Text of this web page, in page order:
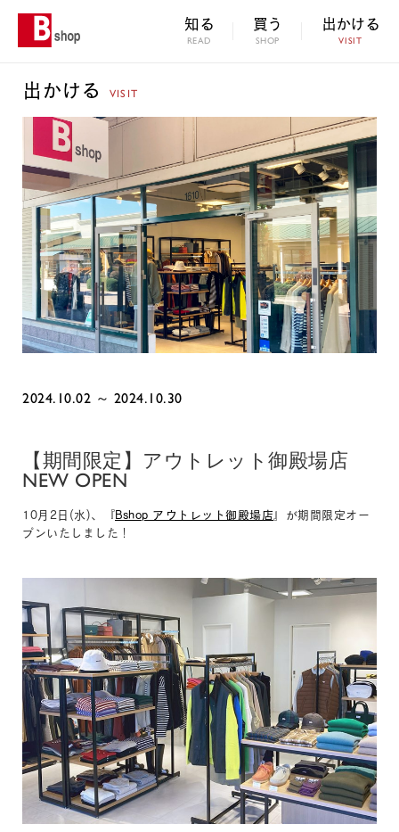
知る
READ
買う
SHOP
出かける
VISIT
出かける VISIT
2024.10.02 ～ 2024.10.30
【期間限定】アウトレット御殿場店
NEW OPEN
10月2日(水)、『Bshop アウトレット御殿場店 』が期間限定オー
プンいたしました！